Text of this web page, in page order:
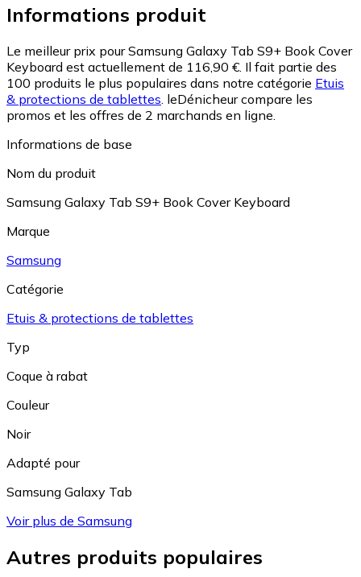
Informations produit
Le meilleur prix pour Samsung Galaxy Tab S9+ Book Cover
Keyboard est actuellement de 116,90 €. Il fait partie des
100 produits le plus populaires dans notre catégorie Etuis
& protections de tablettes. leDénicheur compare les
promos et les offres de 2 marchands en ligne.
Informations de base
Nom du produit
Samsung Galaxy Tab S9+ Book Cover Keyboard
Marque
Samsung
Catégorie
Etuis & protections de tablettes
Typ
Coque à rabat
Couleur
Noir
Adapté pour
Samsung Galaxy Tab
Voir plus de Samsung
Autres produits populaires